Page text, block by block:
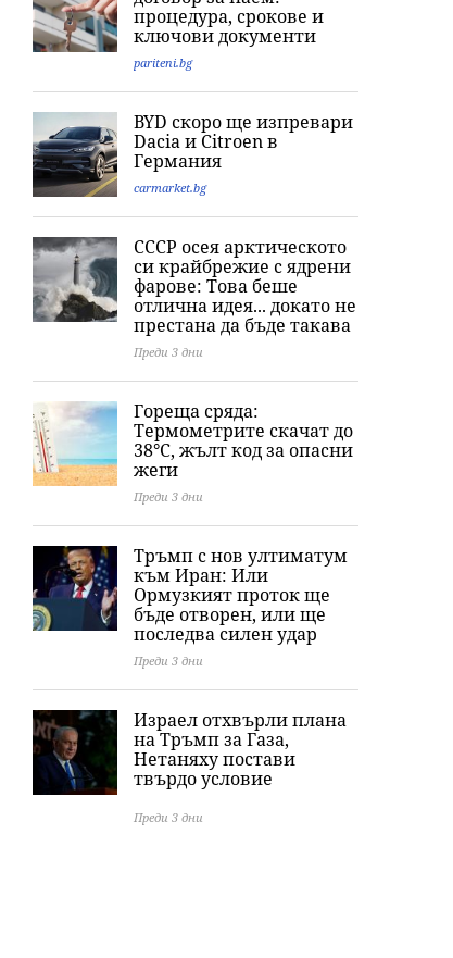
процедура, срокове и
ключови документи
pariteni.bg
BYD скоро ще изпревари
Dacia и Citroеn в
Германия
carmarket.bg
СССР осея арктическото
си крайбрежие с ядрени
фарове: Това беше
отлична идея... докато не
престана да бъде такава
Преди 3 дни
Гореща сряда:
Термометрите скачат до
38°C, жълт код за опасни
жеги
Преди 3 дни
Тръмп с нов ултиматум
към Иран: Или
Ормузкият проток ще
бъде отворен, или ще
последва силен удар
Преди 3 дни
Израел отхвърли плана
на Тръмп за Газа,
Нетаняху постави
твърдо условие
Преди 3 дни